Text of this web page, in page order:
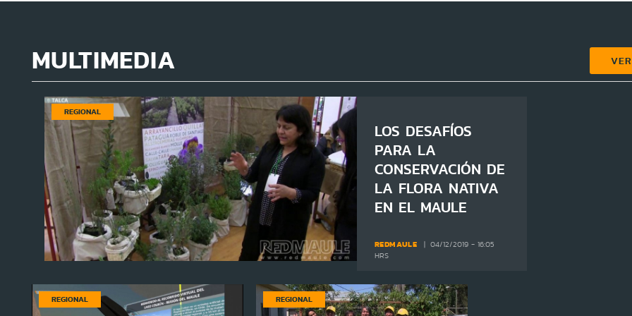
MULTIMEDIA
REGIONAL
LOS DESAFÍOS
PARA LA
CONSERVACIÓN DE
LA FLORA NATIVA
EN EL MAULE
REDMAULE
04/12/2019 - 16:05
HRS
REGIONAL REGIONAL